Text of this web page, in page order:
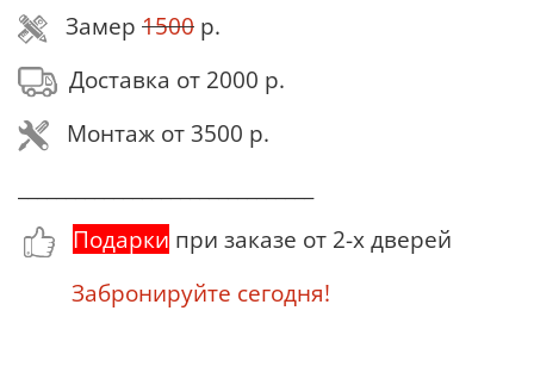
Замер 1500 р.
Доставка от 2000 р.
Монтаж от 3500 р.
Подарки при заказе от 2-х дверей
Забронируйте сегодня!